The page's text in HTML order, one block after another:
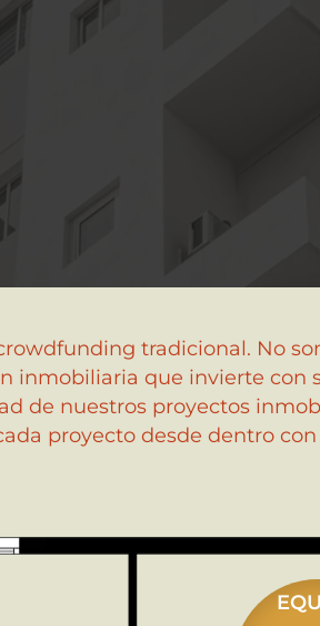
tradicional. No
inmobiliaria que invierte con
de nuestros proyectos
proyecto desde dentro